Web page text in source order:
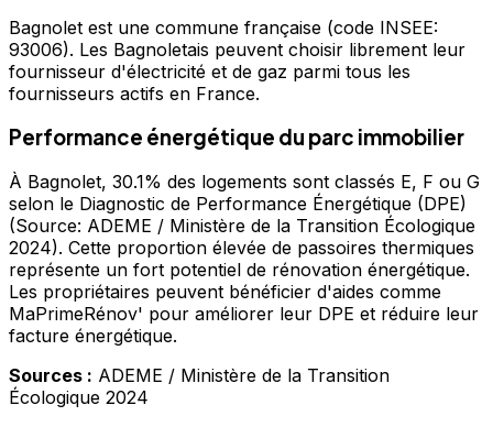
Bagnolet est une commune française (code INSEE:
93006). Les Bagnoletais peuvent choisir librement leur
fournisseur d'électricité et de gaz parmi tous les
fournisseurs actifs en France.
Performance énergétique du parc immobilier
À Bagnolet, 30.1% des logements sont classés E, F ou G
selon le Diagnostic de Performance Énergétique (DPE)
(Source: ADEME / Ministère de la Transition Écologique
2024). Cette proportion élevée de passoires thermiques
représente un fort potentiel de rénovation énergétique.
Les propriétaires peuvent bénéficier d'aides comme
MaPrimeRénov' pour améliorer leur DPE et réduire leur
facture énergétique.
Sources : ADEME / Ministère de la Transition
Écologique 2024